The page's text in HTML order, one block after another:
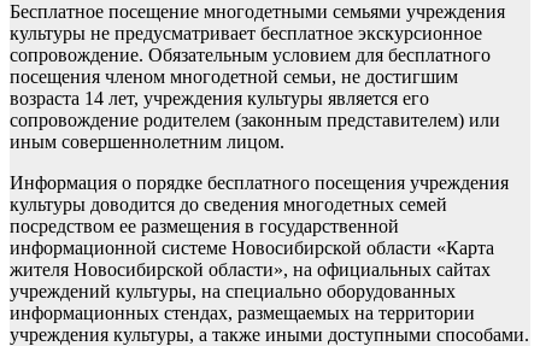
Бесплатное посещение многодетными семьями учреждения
культуры не предусматривает бесплатное экскурсионное
сопровождение. Обязательным условием для бесплатного
посещения членом многодетной семьи, не достигшим
возраста 14 лет, учреждения культуры является его
сопровождение родителем (законным представителем) или
иным совершеннолетним лицом.
Информация о порядке бесплатного посещения учреждения
культуры доводится до сведения многодетных семей
посредством ее размещения в государственной
информационной системе Новосибирской области «Карта
жителя Новосибирской области», на официальных сайтах
учреждений культуры, на специально оборудованных
информационных стендах, размещаемых на территории
учреждения культуры, а также иными доступными способами.